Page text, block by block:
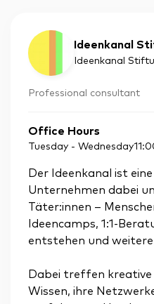
Ideenkanal
Ideenkanal
Professional consultant
Office Hours
Tuesday - Wednesday
Der Ideenkanal ist
Unternehmen dabei
Täter:innen –
Ideencamps, 1:1-
entstehen und
Dabei treffen
Wissen, ihre